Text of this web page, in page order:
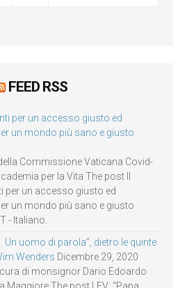
FEED RSS
per un accesso giusto ed
un mondo più sano e giusto
Commissione Vaticana Covid-
per la Vita The post Il
per un accesso giusto ed
un mondo più sano e giusto
- Italiano.
Un uomo di parola”, dietro le quinte
Wenders Dicembre 29, 2020
di monsignor Dario Edoardo